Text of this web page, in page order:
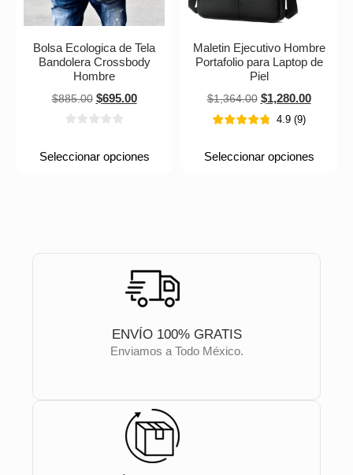
Bolsa Ecologica de Tela
Bandolera Crossbody
Hombre
$885.00 $695.00
Seleccionar opciones
Maletin Ejecutivo Hombre
Portafolio para Laptop de
Piel
$1,364.00 $1,280.00
4.9 (9)
Seleccionar opciones
ENVÍO 100% GRATIS
Enviamos a Todo México.